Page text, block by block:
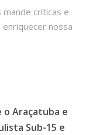
mande críticas e
nossa
o Araçatuba e
Sub-15 e